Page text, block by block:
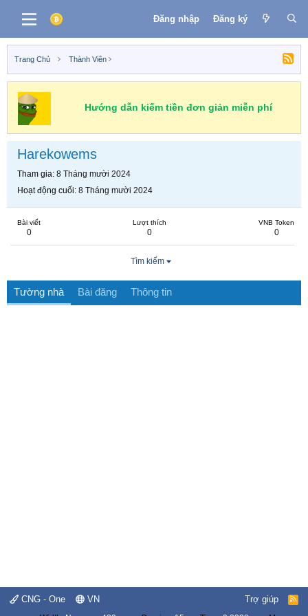
Đăng nhập Đăng ký
Trang Chủ Thành Viên
Hướng dẫn kiếm tiền đơn giản miễn phí
Harekowems
Tham gia 8 Tháng mười 2024
Hoạt động cuối 8 Tháng mười 2024
Bài viết
0
Lượt thích
0
VNB Token
0
Tìm kiếm
Tường nhà Bài đăng Thông tin
CNG - One VN Trợ giúp
R